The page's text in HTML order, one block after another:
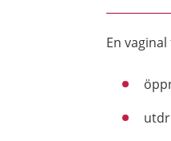
En